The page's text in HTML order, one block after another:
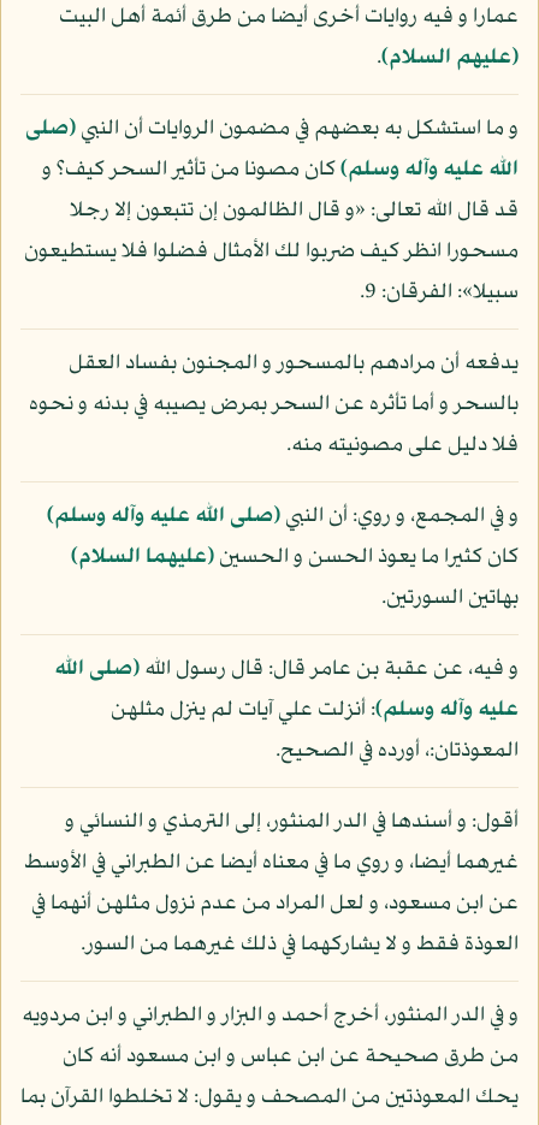
عمارا و فيه روايات أخرى أيضا من طرق أئمة أهل البيت
(عليهم السلام).
و ما استشكل به بعضهم في مضمون الروايات أن النبي(صلى
الله عليه وآله وسلم)كان مصونا من تأثير السحر كيف؟ و
قد قال الله تعالى: «و قال الظالمون إن تتبعون إلا رجلا
مسحورا انظر كيف ضربوا لك الأمثال فضلوا فلا يستطيعون
سبيلا»: الفرقان: 9.
يدفعه أن مرادهم بالمسحور و المجنون بفساد العقل
بالسحر و أما تأثره عن السحر بمرض يصيبه في بدنه و نحوه
فلا دليل على مصونيته منه.
و في المجمع، و روي: أن النبي(صلى الله عليه وآله وسلم)
كان كثيرا ما يعوذ الحسن و الحسين(عليهما السلام)
بهاتين السورتين.
و فيه، عن عقبة بن عامر قال: قال رسول الله(صلى الله
عليه وآله وسلم): أنزلت علي آيات لم ينزل مثلهن
المعوذتان:، أورده في الصحيح.
أقول: و أسندها في الدر المنثور، إلى الترمذي و النسائي و
غيرهما أيضا، و روي ما في معناه أيضا عن الطبراني في الأوسط
عن ابن مسعود، و لعل المراد من عدم نزول مثلهن أنهما في
العوذة فقط و لا يشاركهما في ذلك غيرهما من السور.
و في الدر المنثور، أخرج أحمد و البزار و الطبراني و ابن مردويه
من طرق صحيحة عن ابن عباس و ابن مسعود أنه كان
يحك المعوذتين من المصحف و يقول: لا تخلطوا القرآن بما